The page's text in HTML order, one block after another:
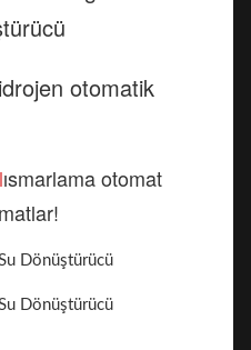
otomatik
ısmarlama otomat